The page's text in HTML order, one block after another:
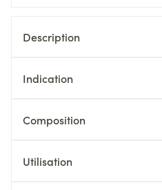
Description
Indication
Composition
Utilisation